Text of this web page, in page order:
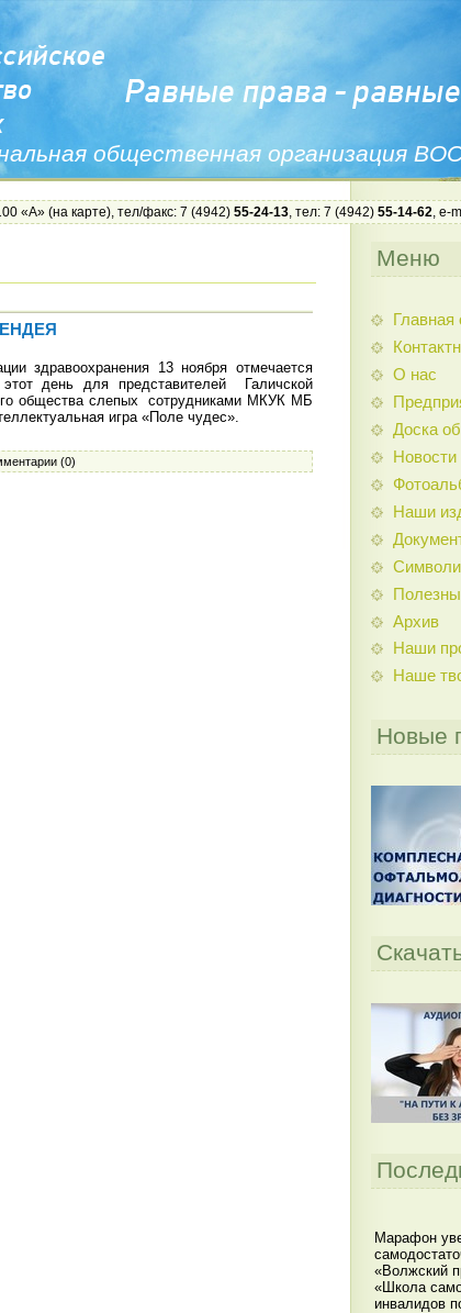
общественная организация
«А» (на карте), тел/факс: 7 (4942) 55-24-13, тел: 7 (4942) 55-14-62, e-
здравоохранения 13 ноября отмечается
день для представителей Галичской
общества слепых сотрудниками МКУК МБ
игра «Поле чудес».
(0)
Меню
Главная
О нас
Доска
Новости
Наши
Архив
Наши
Наше
Новые
Марафон
«Волжский
«Школа
инвалидов